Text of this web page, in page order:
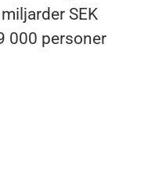
SEK
000 personer